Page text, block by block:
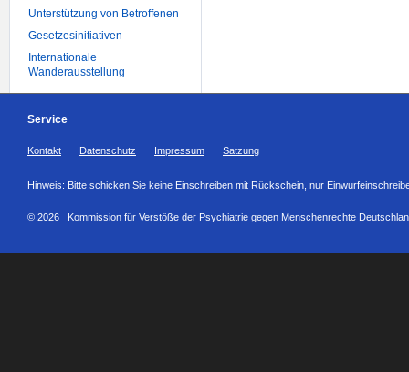
Unterstützung von Betroffenen
Gesetzesinitiativen
Internationale
Wanderausstellung
Service
Kontakt Datenschutz Impressum Satzung
Hinweis: Bitte schicken Sie keine Einschreiben mit Rückschein, nur
© 2026 Kommission für Verstöße der Psychiatrie gegen Menschenrechte